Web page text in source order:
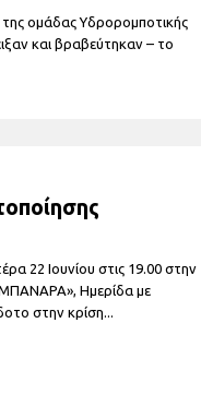
ομάδας Υδρορομποτικής
και βραβεύτηκαν – το
22 Ιουνίου στις 19.00 στην
Ημερίδα με
στην κρίση...